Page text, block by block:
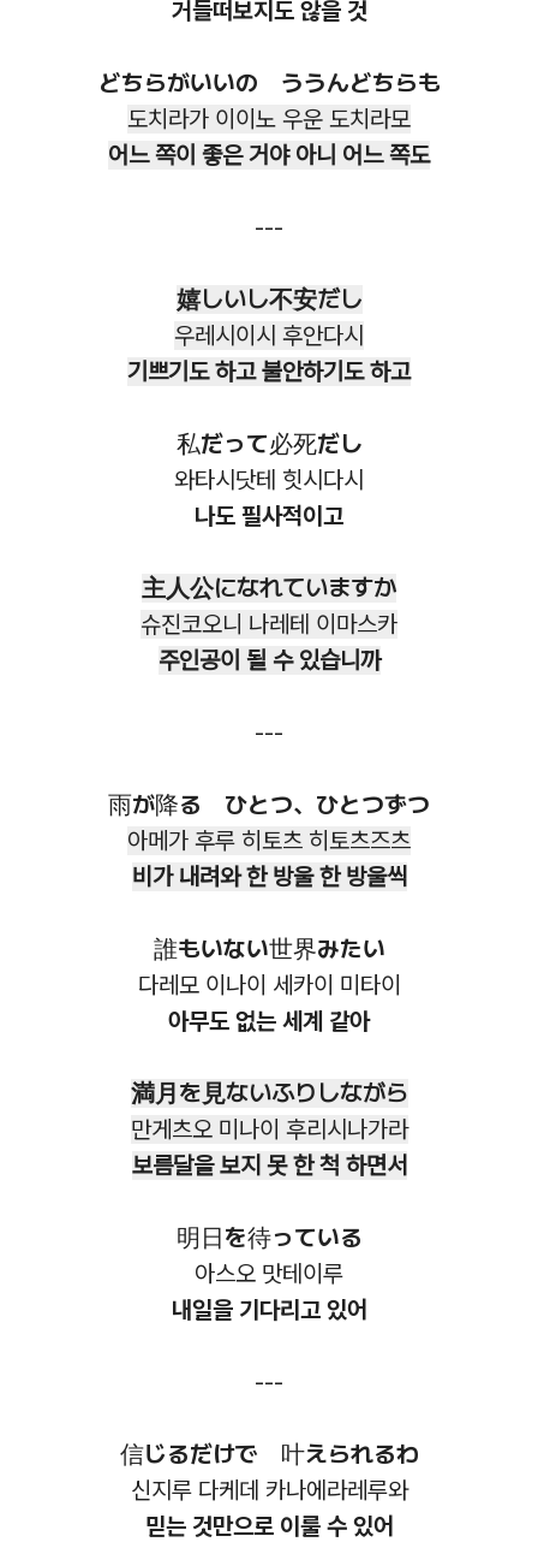
거들떠보지도 않을 것
どちらがいいの ううんどちらも
도치라가 이이노 우운 도치라모
어느 쪽이 좋은 거야 아니 어느 쪽도
---
嬉しいし不安だし
우레시이시 후안다시
기쁘기도 하고 불안하기도 하고
私だって必死だし
와타시닷테 힛시다시
나도 필사적이고
主人公になれていますか
슈진코오니 나레테 이마스카
주인공이 될 수 있습니까
---
雨が降る ひとつ、ひとつずつ
아메가 후루 히토츠 히토츠즈츠
비가 내려와 한 방울 한 방울씩
誰もいない世界みたい
다레모 이나이 세카이 미타이
아무도 없는 세계 같아
満月を見ないふりしながら
만게츠오 미나이 후리시나가라
보름달을 보지 못 한 척 하면서
明日を待っている
아스오 맛테이루
내일을 기다리고 있어
---
信じるだけで 叶えられるわ
신지루 다케데 카나에라레루와
믿는 것만으로 이룰 수 있어